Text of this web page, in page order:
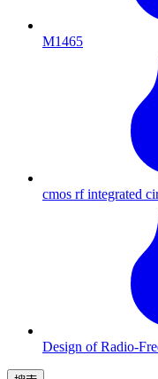
M1465
cmos rf integrated
Design of Radio-